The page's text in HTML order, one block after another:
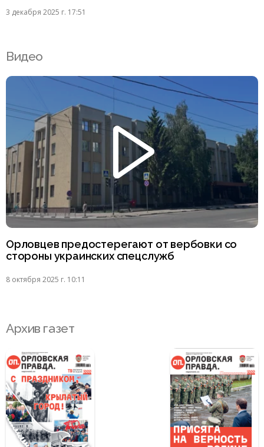
3 декабря 2025 г. 17:51
Видео
Орловцев предостерегают от вербовки со
стороны украинских спецслужб
8 октября 2025 г. 10:11
Архив газет